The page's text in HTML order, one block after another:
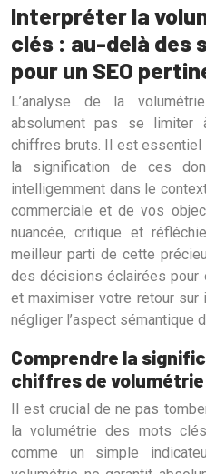
Interpréter la
clés : au-delà des
pour un SEO
L’analyse de la
absolument pas se limiter
chiffres bruts. Il est essentiel
la signification de ces
intelligemment dans le
commerciale et de vos
nuancée, critique et
meilleur parti de cette
des décisions éclairées pour
et maximiser votre retour
négliger l’aspect sémantique
Comprendre la
chiffres de
Il est crucial de ne pas
la volumétrie des mots
comme un simple